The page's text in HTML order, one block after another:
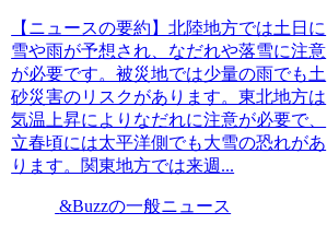
【ニュースの要約】北陸地方では土日に
雪や雨が予想され、なだれや落雪に注意
が必要です。被災地では少量の雨でも土
砂災害のリスクがあります。東北地方は
気温上昇によりなだれに注意が必要で、
立春頃には太平洋側でも大雪の恐れがあ
ります。関東地方では来週...
&Buzzの一般ニュース